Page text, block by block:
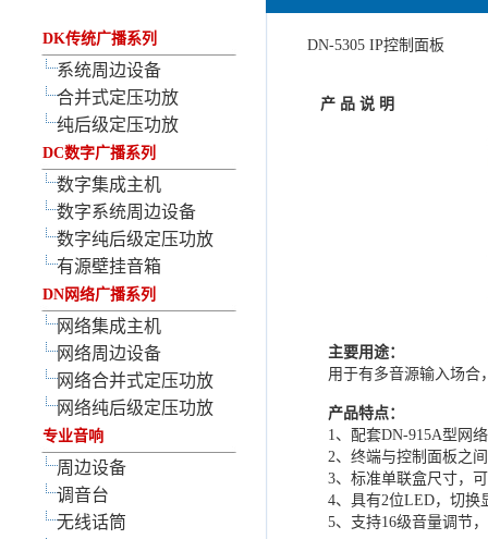
DK传统广播系列
系统周边设备
合并式定压功放
纯后级定压功放
DC数字广播系列
数字集成主机
数字系统周边设备
数字纯后级定压功放
有源壁挂音箱
DN网络广播系列
网络集成主机
网络周边设备
网络合并式定压功放
网络纯后级定压功放
专业音响
周边设备
调音台
无线话筒
DN-5305 IP控制面板
产 品 说 明
主要用途：
用于有多音源输入场合
产品特点：
1、配套DN-915A型网
2、终端与控制面板之
3、标准单联盒尺寸，
4、具有2位LED，切换
5、支持16级音量调节